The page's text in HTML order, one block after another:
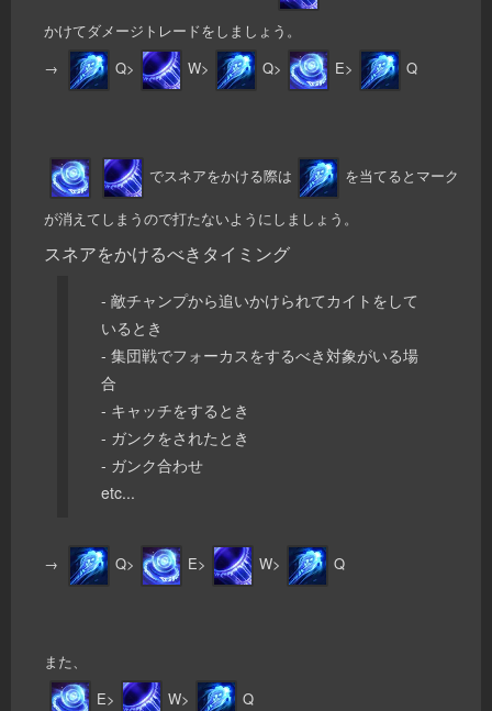
かけてダメージトレードをしましょう。
→
Q> W> Q> E> Q
でスネアをかける際は を当てるとマーク
が消えてしまうので打たないようにしましょう。
スネアをかけるべきタイミング
- 敵チャンプから追いかけられてカイトをして
いるとき
- 集団戦でフォーカスをするべき対象がいる場
合
- キャッチをするとき
- ガンクをされたとき
- ガンク合わせ
etc...
→ Q> E> W> Q
また、
E>
W> Q